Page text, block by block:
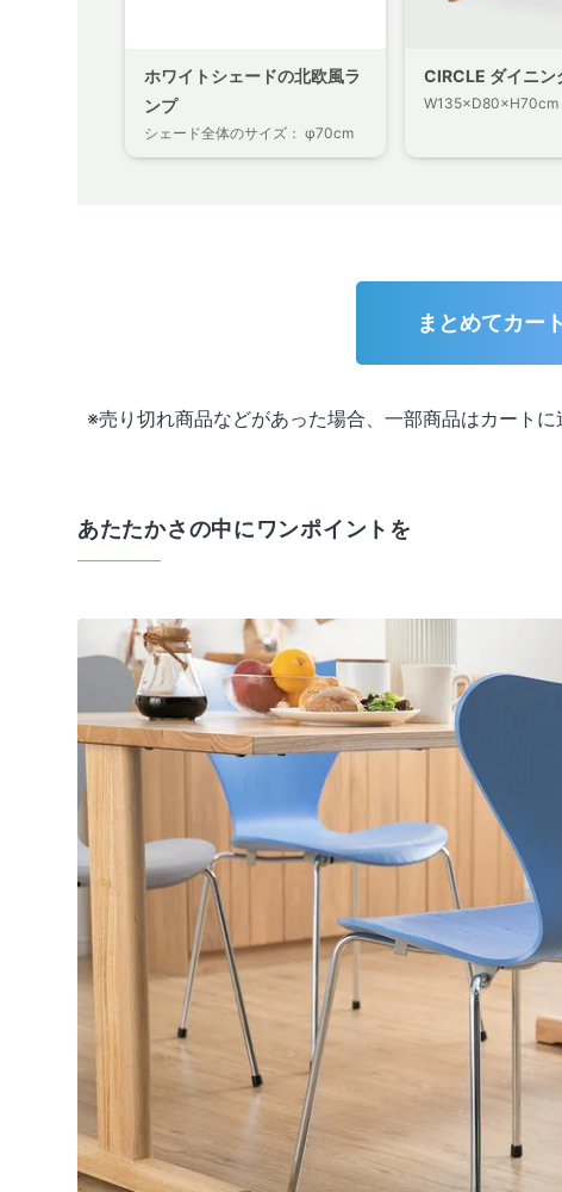
ホワイトシェードの北欧風ラ
ンプ
シェード全体のサイズ： φ70cm
CIRCLE ダイニン
W135×D80×H70cm
まとめてカー
※売り切れ商品などがあった場合、一部商品はカートに
あたたかさの中にワンポイントを